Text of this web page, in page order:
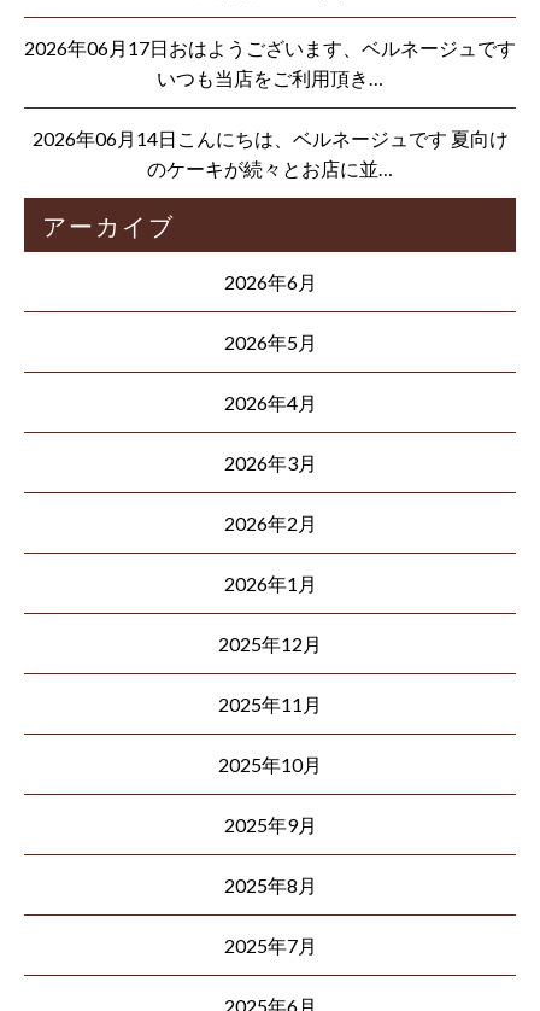
2026年06月17日おはようございます、ベルネージュです
いつも当店をご利用頂き…
2026年06月14日こんにちは、ベルネージュです 夏向け
のケーキが続々とお店に並…
アーカイブ
2026年6月
2026年5月
2026年4月
2026年3月
2026年2月
2026年1月
2025年12月
2025年11月
2025年10月
2025年9月
2025年8月
2025年7月
2025年6月